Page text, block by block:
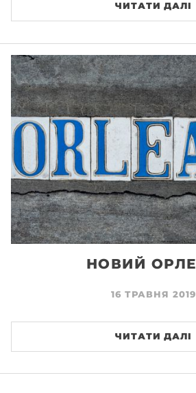
ЧИТАТИ ДАЛІ
НОВИЙ
16 ТРАВНЯ 2019
ЧИТАТИ ДАЛІ